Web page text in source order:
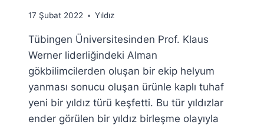
By
Fuat
Özyar
17 Şubat 2022 Yıldız
Tübingen Üniversitesinden Prof. Klaus
Werner liderliğindeki Alman
gökbilimcilerden oluşan bir ekip helyum
yanması sonucu oluşan ürünle kaplı tuhaf
yeni bir yıldız türü keşfetti. Bu tür yıldızlar
ender görülen bir yıldız birleşme olayıyla